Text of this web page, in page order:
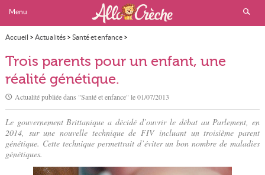
Menu
Accueil > Actualités> Santé et enfance>
Trois parents pour un enfant, une réalité génétique.
Trois parents pour un enfant, une
réalité génétique.
Actualité publiée dans "Santé et enfance" le01/07/2013
Le gouvernement Brittanique a décidé d’ouvrir le débat au Parlement, en
2014, sur une nouvelle technique de FIV incluant un troisième parent
génétique. Cette technique permettrait d’éviter un bon nombre de maladies
génétiques.